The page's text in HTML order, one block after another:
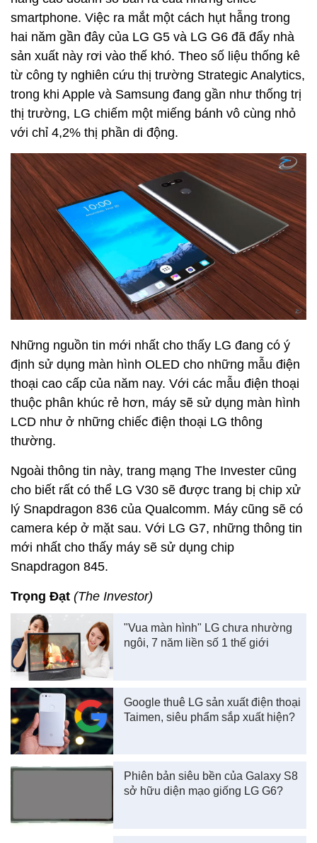
smartphone. Việc ra mắt một cách hụt hẫng trong
hai năm gần đây của LG G5 và LG G6 đã đẩy nhà
sản xuất này rơi vào thế khó. Theo số liệu thống kê
từ công ty nghiên cứu thị trường Strategic Analytics,
trong khi Apple và Samsung đang gần như thống trị
thị trường, LG chiếm một miếng bánh vô cùng nhỏ
với chỉ 4,2% thị phần di động.
Những nguồn tin mới nhất cho thấy LG đang có ý
định sử dụng màn hình OLED cho những mẫu điện
thoại cao cấp của năm nay. Với các mẫu điện thoại
thuộc phân khúc rẻ hơn, máy sẽ sử dụng màn hình
LCD như ở những chiếc điện thoại LG thông
thường.
Ngoài thông tin này, trang mạng The Invester cũng
cho biết rất có thể LG V30 sẽ được trang bị chip xử
lý Snapdragon 836 của Qualcomm. Máy cũng sẽ có
camera kép ở mặt sau. Với LG G7, những thông tin
mới nhất cho thấy máy sẽ sử dụng chip
Snapdragon 845.
Trọng Đạt (The Investor)
"Vua màn hình" LG chưa nhường
ngôi, 7 năm liền số 1 thế giới
Google thuê LG sản xuất điện thoại
Taimen, siêu phẩm sắp xuất hiện?
Phiên bản siêu bền của Galaxy S8
sở hữu diện mạo giống LG G6?